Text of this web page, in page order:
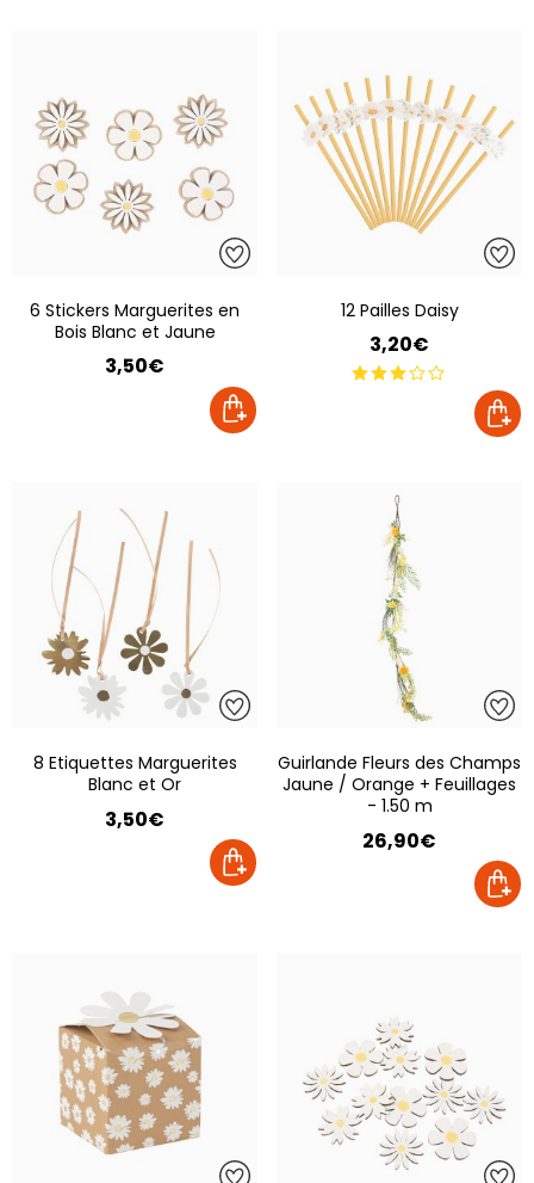
6 Stickers Marguerites en
Bois Blanc et Jaune
3,50€
12 Pailles Daisy
3,20€
8 Etiquettes Marguerites
Blanc et Or
3,50€
Guirlande Fleurs des Champs
Jaune / Orange + Feuillages
- 1.50 m
26,90€